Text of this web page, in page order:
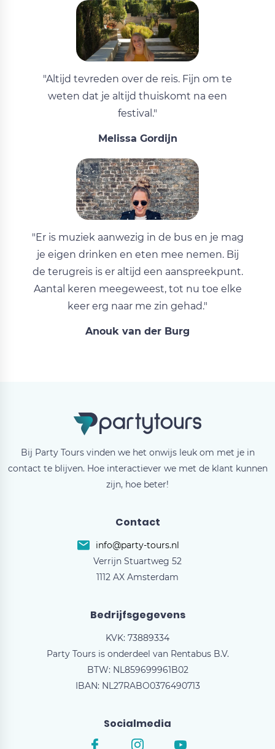
"Altijd tevreden over de reis. Fijn om te
weten dat je altijd thuiskomt na een
festival."
Melissa Gordijn
"Er is muziek aanwezig in de bus en je mag
je eigen drinken en eten mee nemen. Bij
de terugreis is er altijd een aanspreekpunt.
Aantal keren meegeweest, tot nu toe elke
keer erg naar me zin gehad."
Anouk van der Burg
Bij Party Tours vinden we het onwijs leuk om met je in
contact te blijven. Hoe interactiever we met de klant kunnen
zijn, hoe beter!
Contact
info@party-tours.nl
Verrijn Stuartweg 52
1112 AX Amsterdam
Bedrijfsgegevens
KVK: 73889334
Party Tours is onderdeel van Rentabus B.V.
BTW: NL859699961B02
IBAN: NL27RABO0376490713
Socialmedia